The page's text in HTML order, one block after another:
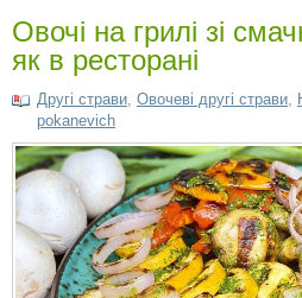
Овочі на грилі зі
як в ресторані
Другі страви Овочеві другі страви
pokanevich